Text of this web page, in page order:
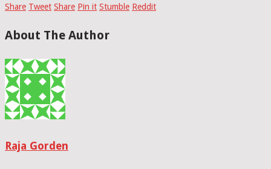
Share Tweet Share Pin it Stumble Reddit
About The Author
Raja Gorden